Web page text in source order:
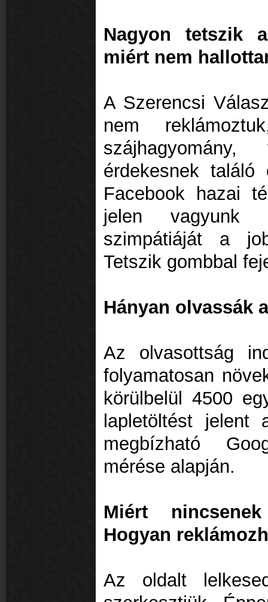
Nagyon tetszik
miért nem
A Szerencsi
nem
érdekesnek
Facebook hazai
jelen vagyunk
szimpátiáját a
Tetszik gombbal
Hányan olvassák
Az olvasottság
folyamatosan
körülbelül 4500
lapletöltést jelent
megbízható
mérése alapján.
Miért
Hogyan
Az oldalt